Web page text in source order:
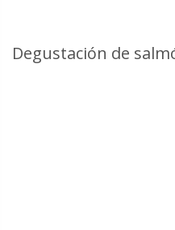
Degustación de